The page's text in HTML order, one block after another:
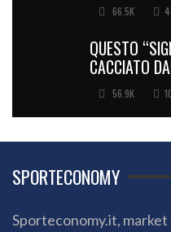
66.5K
QUESTO
CACCIATO
56.9K
SPORTECONOMY
Sporteconomy.it,